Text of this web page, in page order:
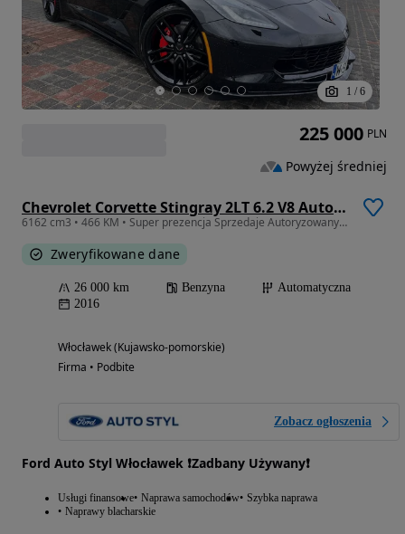
1 / 6
Chevrolet Corvette Stingray 2LT 6.2 V8 Automatik
6162 cm3 • 466 KM • Super prezencja Sprzedaje Autoryzowany Delaer Forda
Zweryfikowane dane
26 000 km Benzyna
Automatyczna
2016
Włocławek (Kujawsko-pomorskie)
Firma • Podbite
Zobacz ogłoszenia
Ford Auto Styl Włocławek ❗️Zadbany Używany❗️
Usługi finansowe Naprawa samochodów Szybka naprawa
Naprawy blacharskie
225 000 PLN
Powyżej średniej